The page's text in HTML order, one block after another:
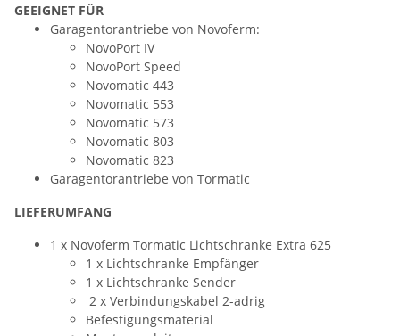
GEEIGNET FÜR
Garagentorantriebe von Novoferm:
NovoPort IV
NovoPort Speed
Novomatic 443
Novomatic 553
Novomatic 573
Novomatic 803
Novomatic 823
Garagentorantriebe von Tormatic
LIEFERUMFANG
1 x Novoferm Tormatic Lichtschranke Extra 625
1 x Lichtschranke Empfänger
1 x Lichtschranke Sender
2 x Verbindungskabel 2-adrig
Befestigungsmaterial